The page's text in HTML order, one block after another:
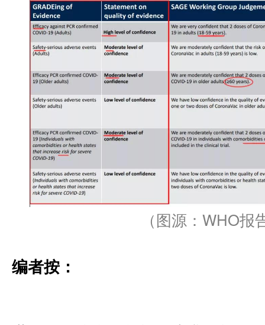
（图源：WHO报
编者按：